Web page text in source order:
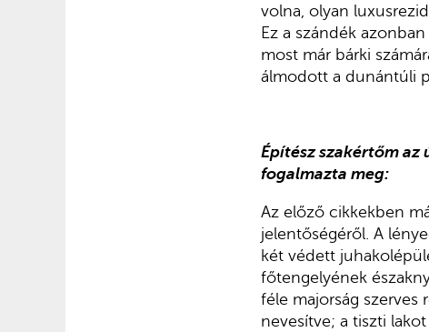
volna, olyan
Ez a szándék
most már bárki
álmodott a dunántúli
Építész szakértőm
fogalmazta meg:
Az előző cikkekben
jelentőségéről. A
két védett
főtengelyének
féle majorság szerves
nevesítve; a tiszti